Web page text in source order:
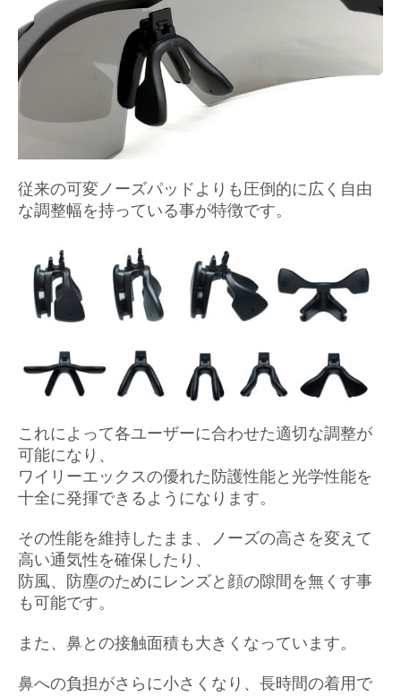
従来の可変ノーズパッドよりも圧倒的に広く自由
な調整幅を持っている事が特徴です。
これによって各ユーザーに合わせた適切な調整が
可能になり、
ワイリーエックスの優れた防護性能と光学性能を
十全に発揮できるようになります。
その性能を維持したまま、ノーズの高さを変えて
高い通気性を確保したり、
防風、防塵のためにレンズと顔の隙間を無くす事
も可能です。
また、鼻との接触面積も大きくなっています。
鼻への負担がさらに小さくなり、長時間の着用で